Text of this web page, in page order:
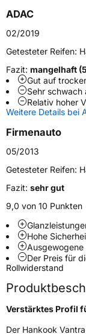
Fahrzeugtyp
Verwendung
Modellname
Fahrzeugart
Weitere
Schlauchtyp
ZustandNeureifen
C-Reifen Ja
EU Label
EffizienzA
NasshaftungB
Rollgeräusch
ADAC
02/2019
Getesteter Reifen:
Fazit: mangelhaft
Gut auf
Sehr schwach
Relativ hoher
Weitere Details bei
Firmenauto
05/2013
Getesteter Reifen:
Fazit: sehr gut
9,0 von 10 Punkten
Hohe
Der Preis für
Rollwiderstand
Verstärktes Profil
Der Hankook